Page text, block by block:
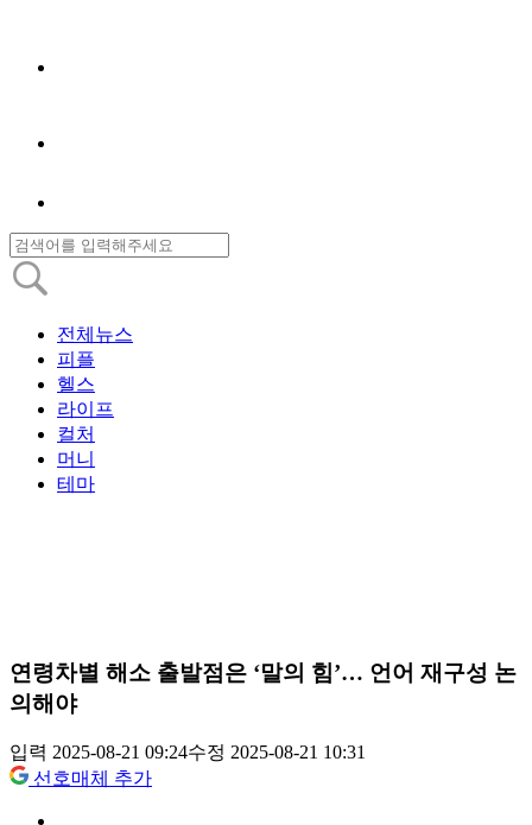
전체뉴스
피플
헬스
라이프
컬처
머니
테마
연령차별 해소 출발점은 ‘말의 힘’… 언어 재구성 논
의해야
입력 2025-08-21 09:24수정 2025-08-21 10:31
선호매체 추가